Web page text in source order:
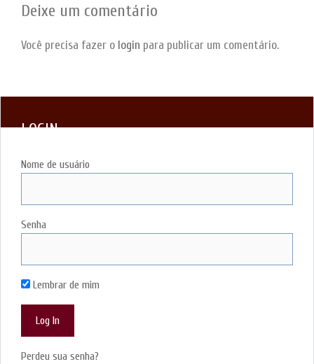
Deixe um comentário
Você precisa fazer o login para publicar um comentário.
LOGIN
Nome de usuário
Senha
Lembrar de mim
Perdeu sua senha?